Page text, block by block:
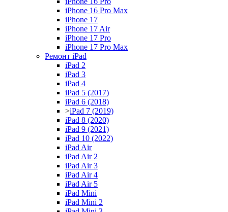
iPhone 16 Pro Max
iPhone 17
iPhone 17 Air
iPhone 17 Pro
iPhone 17 Pro Max
Ремонт iPad
iPad 2
iPad 3
iPad 4
iPad 5 (2017)
iPad 6 (2018)
>iPad 7 (2019)
iPad 8 (2020)
iPad 9 (2021)
iPad 10 (2022)
iPad Air
iPad Air 2
iPad Air 3
iPad Air 4
iPad Air 5
iPad Mini
iPad Mini 2